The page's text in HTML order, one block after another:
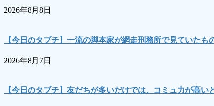
2026年8月8日
【今日のタブチ】一流の脚本家が網走刑務所で見ていた
2026年8月7日
【今日のタブチ】友だちが多いだけでは、コミュ力が高